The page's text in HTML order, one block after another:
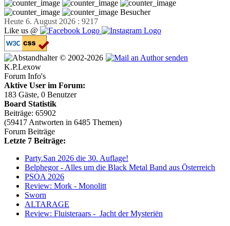
Besucher
Heute 6. August 2026 : 9217
Like us @
© 2002-2026
K.P.Lexow
Forum Info's
Aktive User im Forum:
183 Gäste, 0 Benutzer
Board Statistik
Beiträge: 65902
(59417 Antworten in 6485 Themen)
Forum Beiträge
Letzte 7 Beiträge:
Party.San 2026 die 30. Auflage!
Belphegor - Alles um die Black Metal Band aus Österreich
PSOA 2026
Review: Mork - Monolitt
Sworn
ALTARAGE
Review: Fluisteraars - Jacht der Mysteriën